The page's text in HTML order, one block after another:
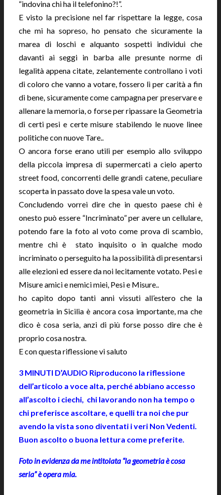
“indovina chi ha il telefonino?!”.
E visto la precisione nel far rispettare la legge, cosa
che mi ha sopreso, ho pensato che sicuramente la
marea di loschi e alquanto sospetti individui che
davanti ai seggi in barba alle presunte norme di
legalità appena citate, zelantemente controllano i voti
di coloro che vanno a votare, fossero lì per carità a fin
di bene, sicuramente come campagna per preservare e
allenare la memoria, o forse per ripassare la Geometria
di certi pesi e certe misure stabilendo le nuove linee
politiche con nuove Tare..
O ancora forse erano utili per esempio allo sviluppo
della piccola impresa di supermercati a cielo aperto
street food, concorrenti delle grandi catene, peculiare
scoperta in passato dove la spesa vale un voto.
Concludendo vorrei dire che in questo paese chi è
onesto può essere “Incriminato” per avere un cellulare,
potendo fare la foto al voto come prova di scambio,
mentre chi è stato inquisito o in qualche modo
incriminato o perseguito ha la possibilità di presentarsi
alle elezioni ed essere da noi lecitamente votato. Pesi e
Misure amici e nemici miei, Pesi e Misure..
ho capito dopo tanti anni vissuti all’estero che la
geometria in Sicilia è ancora cosa importante, ma che
dico è cosa seria, anzi di più forse posso dire che è
proprio cosa nostra.
E con questa riflessione vi saluto
3 MINUTI D’AUDIO Riproducono la riflessione
dell’articolo a voce alta, perché abbiano accesso
all’ascolto i ciechi, chi lavorando non ha tempo o
chi preferisce ascoltare, e quelli tra noi che pur
avendo la vista sono diventati i veri Non Vedenti.
Buon ascolto o buona lettura come preferite.
Foto in evidenza da me intitolata “la geometria è cosa
seria” è opera mia.